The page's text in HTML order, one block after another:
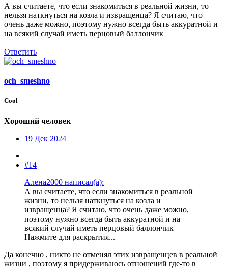
А вы считаете, что если знакомиться в реальной жизни, то
нельзя наткнуться на козла и извращенца? Я считаю, что
очень даже можно, поэтому нужно всегда быть аккуратной и
на всякий случай иметь перцовый баллончик
Ответить
och_smeshno
Cool
Хороший человек
19 Дек 2024
#14
Алена2000 написал(а):
А вы считаете, что если знакомиться в реальной
жизни, то нельзя наткнуться на козла и
извращенца? Я считаю, что очень даже можно,
поэтому нужно всегда быть аккуратной и на
всякий случай иметь перцовый баллончик
Нажмите для раскрытия...
Да конечно , никто не отменял этих извращенцев в реальной
жизни , поэтому я придерживаюсь отношений где-то в